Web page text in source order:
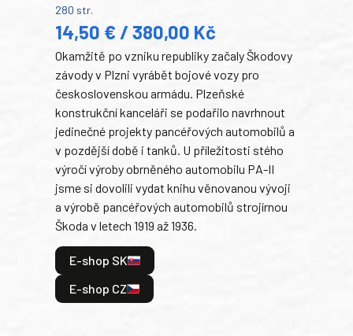
280 str.
14,50 € / 380,00 Kč
Okamžitě po vzniku republiky začaly Škodovy
závody v Plzni vyrábět bojové vozy pro
československou armádu. Plzeňské
konstrukční kanceláři se podařilo navrhnout
jedinečné projekty pancéřových automobilů a
v pozdější době i tanků. U příležitosti stého
výročí výroby obrněného automobilu PA-II
jsme si dovolili vydat knihu věnovanou vývoji
a výrobě pancéřových automobilů strojírnou
Škoda v letech 1919 až 1936.
E-shop SK
E-shop CZ